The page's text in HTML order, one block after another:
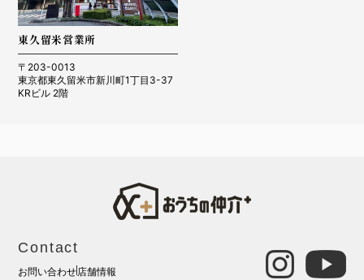
東久留米営業所
〒203-0013
東京都東久留米市新川町1丁目3-37
KRビル 2階
Contact
お問い合わせ店舗情報